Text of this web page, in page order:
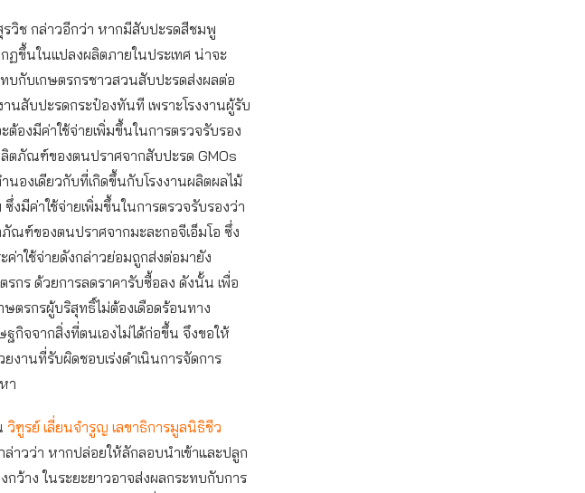
รวิช กล่าวอีกว่า หากมีสับปะรดสีชมพู
ฏขึ้นในแปลงผลิตภายในประเทศ น่าจะ
บกับเกษตรกรชาวสวนสับปะรดส่งผลต่อ
านสับปะรดกระป๋องทันที เพราะโรงงานผู้รับ
ต้องมีค่าใช้จ่ายเพิ่มขึ้นในการตรวจรับรอง
ตภัณฑ์ของตนปราศจากสับปะรด GMOs
นองเดียวกับที่เกิดขึ้นกับโรงงานผลิตผลไม้
ซึ่งมีค่าใช้จ่ายเพิ่มขึ้นในการตรวจรับรองว่า
ณฑ์ของตนปราศจากมะละกอจีเอ็มโอ ซึ่ง
ค่าใช้จ่ายดังกล่าวย่อมถูกส่งต่อมายัง
รกร ด้วยการลดราคารับซื้อลง ดังนั้น เพื่อ
ษตรกรผู้บริสุทธิ์ไม่ต้องเดือดร้อนทาง
ฐกิจจากสิ่งที่ตนเองไม่ได้ก่อขึ้น จึงขอให้
งานที่รับผิดชอบเร่งดำเนินการจัดการ
า
วิฑูรย์ เลี่ยนจำรูญ เลขาธิการมูลนิธิชีว
ล่าวว่า หากปล่อยให้ลักลอบนำเข้าและปลูก
กว้าง ในระยะยาวอาจส่งผลกระทบกับการ